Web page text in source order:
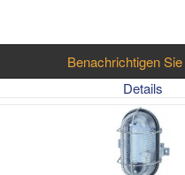
Benachrichtigen
Details